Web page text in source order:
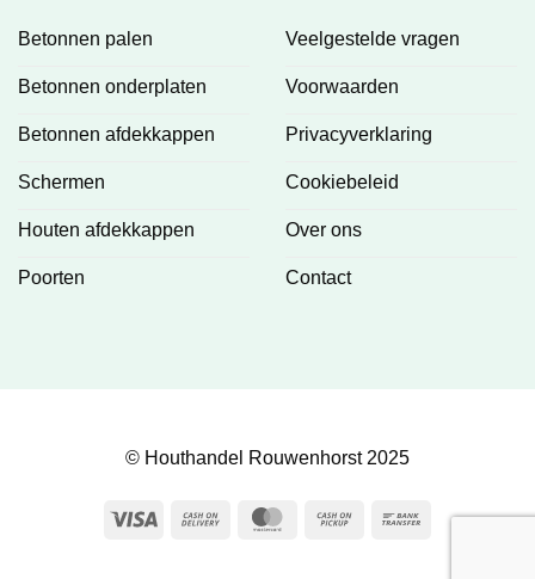
Betonnen palen
Betonnen onderplaten
Betonnen afdekkappen
Schermen
Houten afdekkappen
Poorten
Veelgestelde vragen
Voorwaarden
Privacyverklaring
Cookiebeleid
Over ons
Contact
© Houthandel Rouwenhorst 2025
Visa
Cash
MasterCard
Cash
Bank